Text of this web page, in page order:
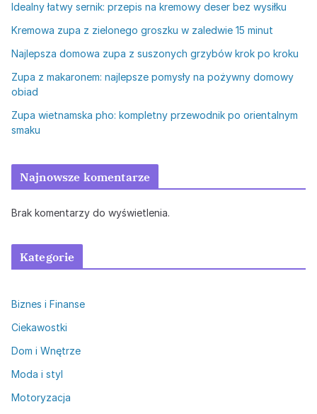
Idealny łatwy sernik: przepis na kremowy deser bez wysiłku
Kremowa zupa z zielonego groszku w zaledwie 15 minut
Najlepsza domowa zupa z suszonych grzybów krok po kroku
Zupa z makaronem: najlepsze pomysły na pożywny domowy
obiad
Zupa wietnamska pho: kompletny przewodnik po orientalnym
smaku
Najnowsze komentarze
Brak komentarzy do wyświetlenia.
Kategorie
Biznes i Finanse
Ciekawostki
Dom i Wnętrze
Moda i styl
Motoryzacja